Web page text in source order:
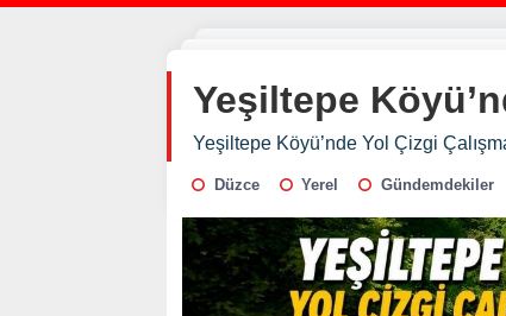
Yeşiltepe
Yeşiltepe Köyü’nde Yol Çizgi
Düzce Yerel Gündemdekiler